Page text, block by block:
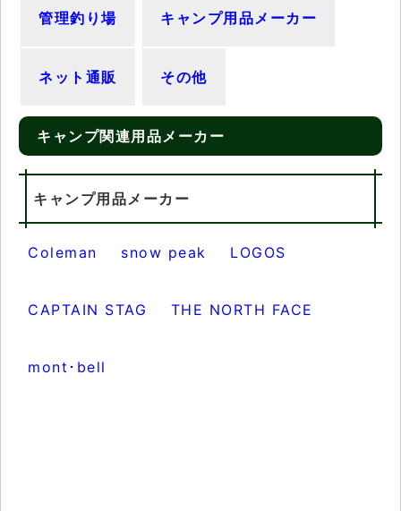
管理釣り場 キャンプ用品メーカー
ネット通販 その他
キャンプ関連用品メーカー
キャンプ用品メーカー
Coleman snow peak LOGOS
CAPTAIN STAG THE NORTH FACE
mont･bell